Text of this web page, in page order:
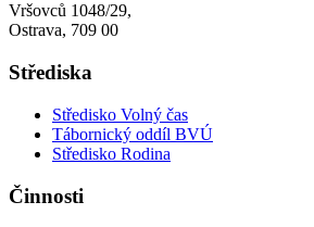
Vršovců 1048/29,
Ostrava, 709 00
Střediska
Středisko Volný čas
Tábornický oddíl BVÚ
Středisko Rodina
Činnosti